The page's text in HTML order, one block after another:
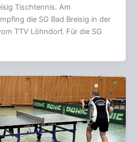
Tischtennis. Am
die SG Bad Breisig in der
TTV Löhndorf. Für die SG